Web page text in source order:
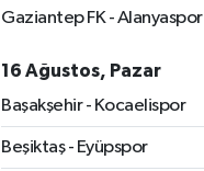
Gaziantep FK - Alanyaspor
16 Ağustos, Pazar
Başakşehir - Kocaelispor
Beşiktaş - Eyüpspor